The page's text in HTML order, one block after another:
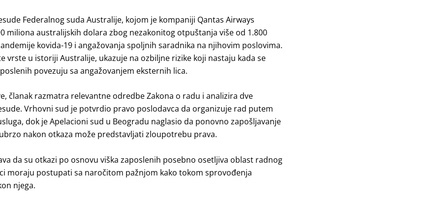
Federalnog suda Australije, kojom je kompaniji Qantas Airways
miliona australijskih dolara zbog nezakonitog otpuštanja više od 1.800
kovida-19 i angažovanja spoljnih saradnika na njihovim poslovima.
vrste u istoriji Australije, ukazuje na ozbiljne rizike koji nastaju kada se
povezuju sa angažovanjem eksternih lica.
članak razmatra relevantne odredbe Zakona o radu i analizira dve
Vrhovni sud je potvrdio pravo poslodavca da organizuje rad putem
dok je Apelacioni sud u Beogradu naglasio da ponovno zapošljavanje
nakon otkaza može predstavljati zloupotrebu prava.
da su otkazi po osnovu viška zaposlenih posebno osetljiva oblast radnog
moraju postupati sa naročitom pažnjom kako tokom sprovođenja
njega.